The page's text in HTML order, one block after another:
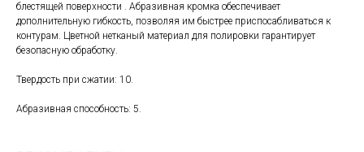
блестящей поверхности . Абразивная кромка обеспечивает
дополнительную гибкость, позволяя им быстрее приспосабливаться к
контурам. Цветной нетканый материал для полировки гарантирует
безопасную обработку.
Твердость при сжатии: 10.
Абразивная способность: 5.